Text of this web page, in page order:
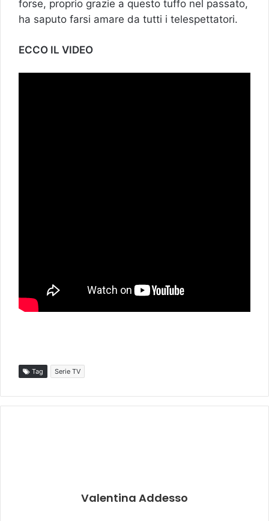
forse, proprio grazie a questo tuffo nel passato,
ha saputo farsi amare da tutti i telespettatori.
ECCO IL VIDEO
Tag Serie TV
Valentina Addesso